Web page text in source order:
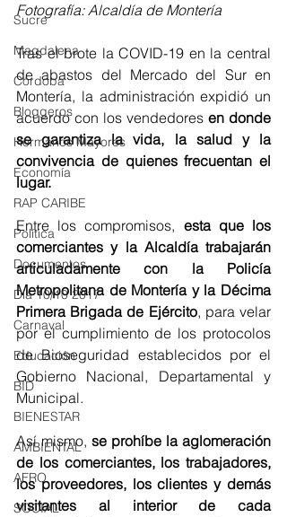
Sucre
Magdalena
Córdoba
Bloggeros
Hermanos Mayores
Economía
RAP CARIBE
Política
Documentos
Día 10/10 2017
Carnaval
Educación
BID
BIENESTAR
AMBIENTAL
AFRO
SOCIAL
Fotografía: Alcaldía de Montería
Tras el brote la COVID-19 en la central
de abastos del Mercado del Sur en
Montería, la administración expidió un
acuerdo con los vendedores en donde
se garantiza la vida, la salud y la
convivencia de quienes frecuentan el
lugar.
Entre los compromisos, esta que los
comerciantes y la Alcaldía trabajarán
articuladamente con la Policía
Metropolitana de Montería y la Décima
Primera Brigada de Ejército, para velar
por el cumplimiento de los protocolos
de Bioseguridad establecidos por el
Gobierno Nacional, Departamental y
Municipal.
Así mismo, se prohíbe la aglomeración
de los comerciantes, los trabajadores,
los proveedores, los clientes y demás
visitantes al interior de cada